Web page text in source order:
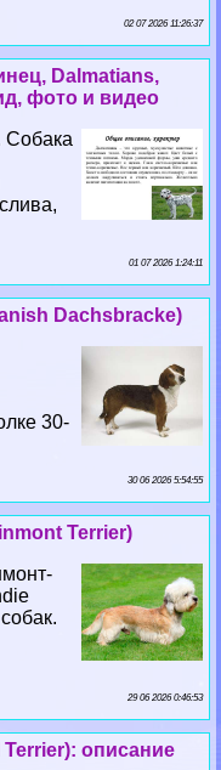
02 07 2026 11:26:37
Dalmatians,
фото и видео
Собака
01 07 2026 1:24:11
Dachsbracke)
30-
30 06 2026 5:54:55
Terrier)
29 06 2026 0:46:53
описание